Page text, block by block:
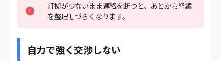
証拠が少ないまま連絡を断つと、あとから経緯
を整理しづらくなります。
自力で強く交渉しない